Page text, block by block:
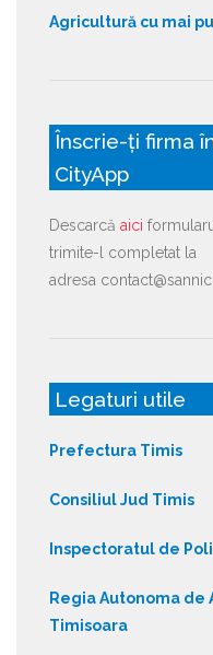
Agricultură cu mai
Înscrie-ți firma
CityApp
Descarcă aici
trimite-l completat la
adresa
Legaturi utile
Prefectura Timis
Consiliul Jud Timis
Inspectoratul de
Regia Autonoma de
Timisoara